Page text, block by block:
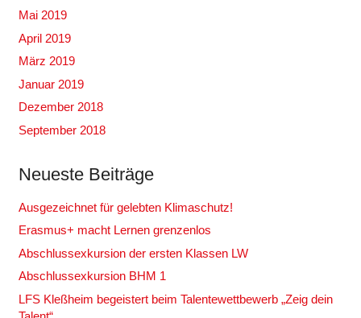
Mai 2019
April 2019
März 2019
Januar 2019
Dezember 2018
September 2018
Neueste Beiträge
Ausgezeichnet für gelebten Klimaschutz!
Erasmus+ macht Lernen grenzenlos
Abschlussexkursion der ersten Klassen LW
Abschlussexkursion BHM 1
LFS Kleßheim begeistert beim Talentewettbewerb „Zeig dein